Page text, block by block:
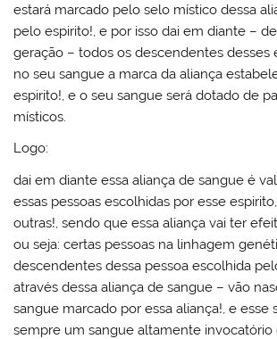
estará marcado pelo selo místico dessa
pelo espirito!, e por isso dai em diante –
geração – todos os descendentes desses
no seu sangue a marca da aliança
espirito!, e o seu sangue será dotado de
místicos.
Logo:
dai em diante essa aliança de sangue é
essas pessoas escolhidas por esse
outras!, sendo que essa aliança vai ter
ou seja: certas pessoas na linhagem
descendentes dessa pessoa escolhida
através dessa aliança de sangue – vão
sangue marcado por essa aliança!, e esse
sempre um sangue altamente invocatório